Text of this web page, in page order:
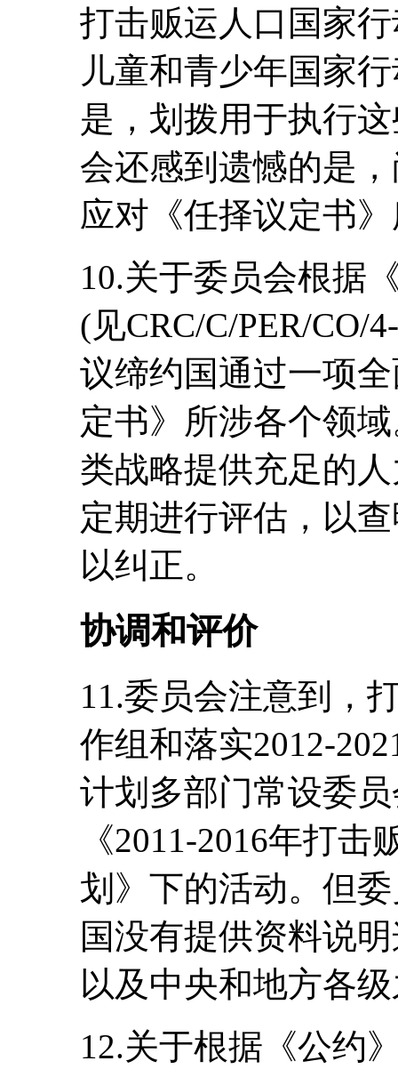
打击贩运人口国家
儿童和青少年国家
是，划拨用于执行
会还感到遗憾的是
应对《任择议定书
10.关于委员会根据
(见CRC/C/PER/CO/
议缔约国通过一项
定书》所涉各个领
类战略提供充足的
定期进行评估，以
以纠正。
协调和评价
11.委员会注意到，
作组和落实2012-
计划多部门常设委
《2011-2016年打
划》下的活动。但
国没有提供资料说
以及中央和地方各
12.关于根据《公约